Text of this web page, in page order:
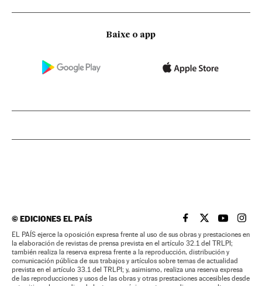
Baixe o app
©EDICIONES EL PAÍS EL PAÍS BRASIL EN
EL PAÍSEL PAÍS
EL
EL PAÍS ejerce la oposición expresa frente al uso de sus obras y prestaciones en
la elaboración de revistas de prensa prevista en el artículo 32.1 del TRLPI;
también realiza la reserva expresa frente a la reproducción, distribución y
comunicación pública de sus trabajos y artículos sobre temas de actualidad
prevista en el artículo 33.1 del TRLPI; y, asimismo, realiza una reserva expresa
de las reproducciones y usos de las obras y otras prestaciones accesibles desde